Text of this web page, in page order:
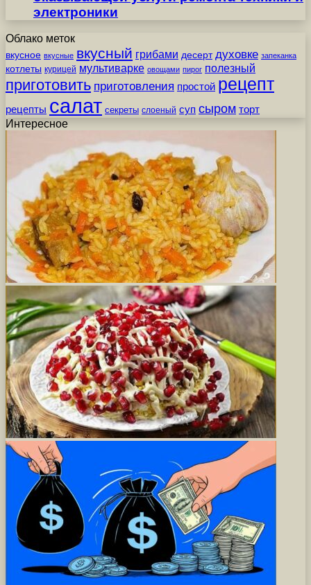
электроники
Облако меток
вкусное вкусные вкусный грибами десерт духовке запеканка
котлеты курицей мультиварке овощами пирог полезный
приготовить приготовления простой рецепт
рецепты салат секреты слоеный суп сыром торт
Интересное